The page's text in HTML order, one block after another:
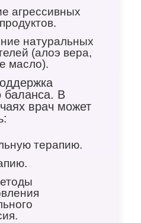
агрессивных
натуральных
(алоэ вера,
масло).
баланса. В
врач может
терапию.